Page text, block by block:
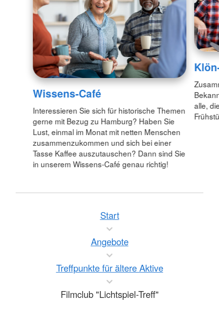
Wissens-Café
Interessieren Sie sich für historische Themen
gerne mit Bezug zu Hamburg? Haben Sie
Lust, einmal im Monat mit netten Menschen
zusammenzukommen und sich bei einer
Tasse Kaffee auszutauschen? Dann sind Sie
in unserem Wissens-Café genau richtig!
alle,
Start
Angebote
Treffpunkte für ältere Aktive
Filmclub "Lichtspiel-Treff"